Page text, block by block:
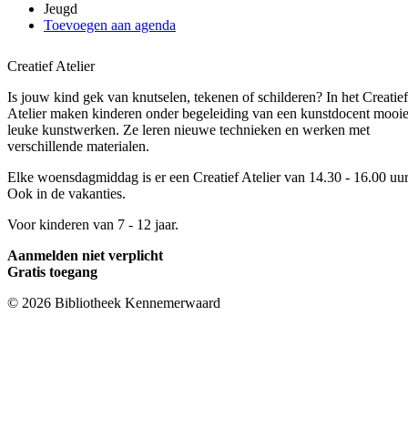
Jeugd
Toevoegen aan agenda
Creatief Atelier
Is jouw kind gek van knutselen, tekenen of schilderen? In het Creatief
Atelier maken kinderen onder begeleiding van een kunstdocent
leuke kunstwerken. Ze leren nieuwe technieken en werken met
verschillende materialen.
Elke woensdagmiddag is er een Creatief Atelier van 14.30 - 16.00
Ook in de vakanties.
Voor kinderen van 7 - 12 jaar.
Aanmelden niet verplicht
Gratis toegang
© 2026 Bibliotheek Kennemerwaard